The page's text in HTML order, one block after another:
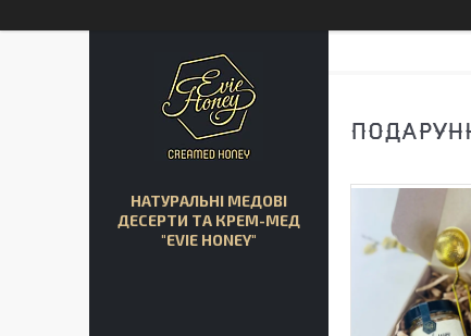
НАТУРАЛЬНІ МЕДОВІ
ДЕСЕРТИ ТА КРЕМ-МЕД
"EVIE HONEY"